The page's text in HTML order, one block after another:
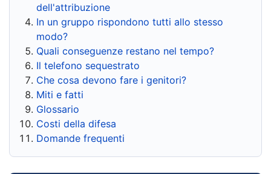
dell'attribuzione
In un gruppo rispondono tutti allo stesso
modo?
Quali conseguenze restano nel tempo?
Il telefono sequestrato
Che cosa devono fare i genitori?
Miti e fatti
Glossario
Costi della difesa
Domande frequenti